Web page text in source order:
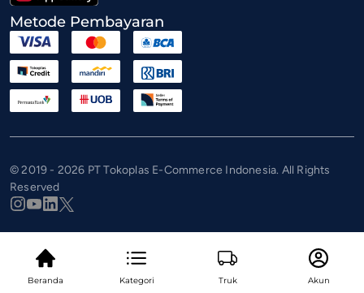
Beranda Kategori Truk Akun
Metode Pembayaran
© 2019 - 2026 PT Tokoplas E-Commerce Indonesia. All Rights
Reserved